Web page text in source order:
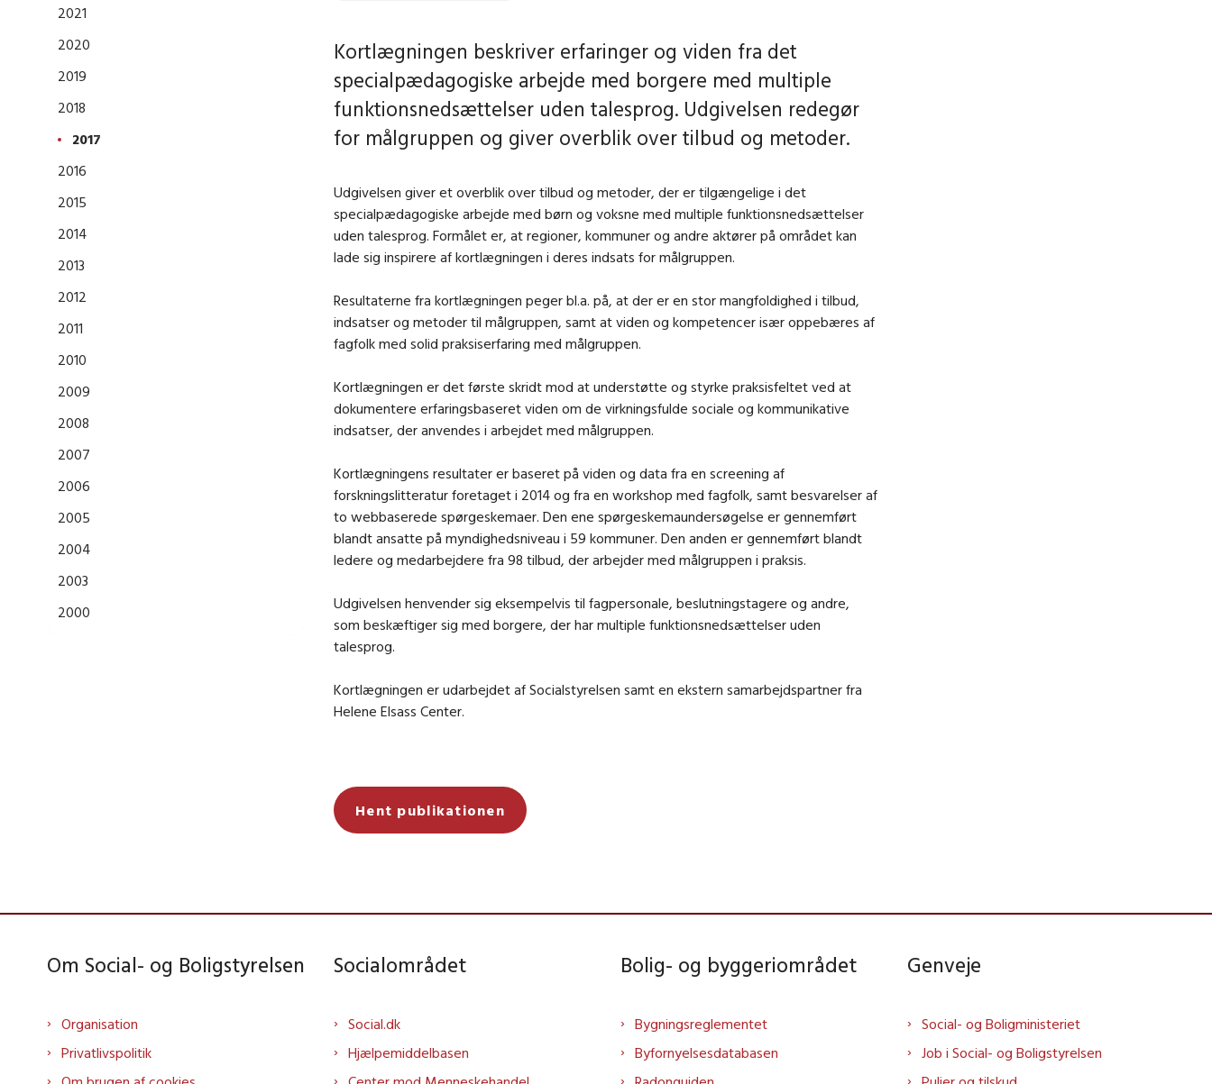
2021
2020
2019
2018
2017
2016
2015
2014
2013
2012
2011
2010
2009
2008
2007
2006
2005
2004
2003
2000
Kortlægningen beskriver erfaringer og viden fra det
specialpædagogiske arbejde med borgere med multiple
funktionsnedsættelser uden talesprog. Udgivelsen redegør
for målgruppen og giver overblik over tilbud og metoder.
Udgivelsen giver et overblik over tilbud og metoder, der er tilgængelige i det
specialpædagogiske arbejde med børn og voksne med multiple funktionsnedsættelser
uden talesprog. Formålet er, at regioner, kommuner og andre aktører på området kan
lade sig inspirere af kortlægningen i deres indsats for målgruppen.
Resultaterne fra kortlægningen peger bl.a. på, at der er en stor mangfoldighed i tilbud,
indsatser og metoder til målgruppen, samt at viden og kompetencer især oppebæres af
fagfolk med solid praksiserfaring med målgruppen.
Kortlægningen er det første skridt mod at understøtte og styrke praksisfeltet ved at
dokumentere erfaringsbaseret viden om de virkningsfulde sociale og kommunikative
indsatser, der anvendes i arbejdet med målgruppen.
Kortlægningens resultater er baseret på viden og data fra en screening af
forskningslitteratur foretaget i 2014 og fra en workshop med fagfolk, samt besvarelser af
to webbaserede spørgeskemaer. Den ene spørgeskemaundersøgelse er gennemført
blandt ansatte på myndighedsniveau i 59 kommuner. Den anden er gennemført blandt
ledere og medarbejdere fra 98 tilbud, der arbejder med målgruppen i praksis.
Udgivelsen henvender sig eksempelvis til fagpersonale, beslutningstagere og andre,
som beskæftiger sig med borgere, der har multiple funktionsnedsættelser uden
talesprog.
Kortlægningen er udarbejdet af Socialstyrelsen samt en ekstern samarbejdspartner fra
Helene Elsass Center.
Hent publikationen
Om Social- og Boligstyrelsen
Organisation
Privatlivspolitik
Socialområdet
Social.dk
Hjælpemiddelbasen
Bolig- og byggeriområdet
Bygningsreglementet
Byfornyelsesdatabasen
Genveje
Social- og Boligministeriet
Job i Social- og Boligstyrelsen